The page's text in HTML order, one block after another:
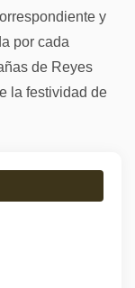
y
por cada
de Reyes
la festividad de